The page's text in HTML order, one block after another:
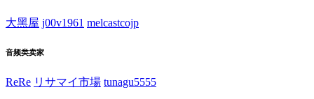
大黑屋 j00v1961 melcastcojp
音频类卖家
ReRe リサマイ市場 tunagu5555